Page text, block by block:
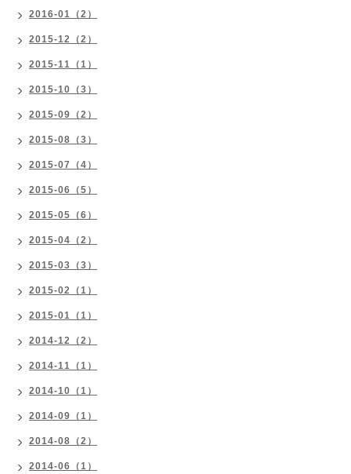
2016-01（2）
2015-12（2）
2015-11（1）
2015-10（3）
2015-09（2）
2015-08（3）
2015-07（4）
2015-06（5）
2015-05（6）
2015-04（2）
2015-03（3）
2015-02（1）
2015-01（1）
2014-12（2）
2014-11（1）
2014-10（1）
2014-09（1）
2014-08（2）
2014-06（1）